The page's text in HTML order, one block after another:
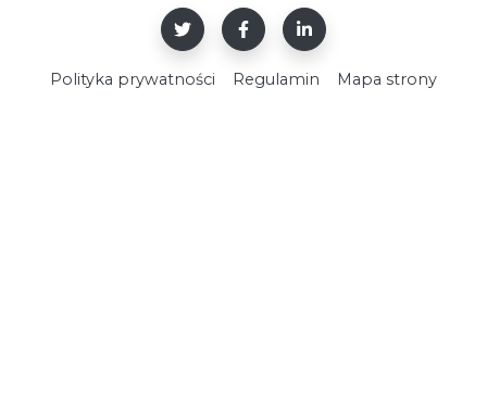
Polityka prywatności Regulamin Mapa strony